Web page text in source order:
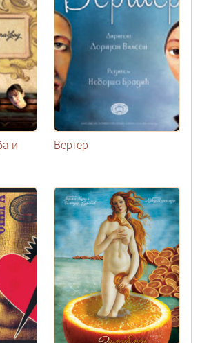
и
Вертер